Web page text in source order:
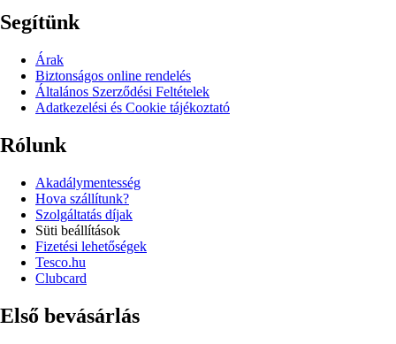
Segítünk
Árak
Biztonságos online rendelés
Általános Szerződési Feltételek
Adatkezelési és Cookie tájékoztató
Rólunk
Akadálymentesség
Hova szállítunk?
Szolgáltatás díjak
Süti beállítások
Fizetési lehetőségek
Tesco.hu
Clubcard
Első bevásárlás